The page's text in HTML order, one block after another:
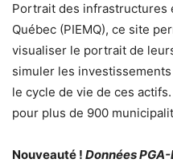
Portrait des infrastructures
Québec (PIEMQ), ce site
visualiser le portrait de
simuler les
le cycle de vie de ces
pour plus de 900
Nouveauté ! Données PGA-